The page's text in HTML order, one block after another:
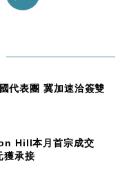
代表團 冀加速洽簽雙
Hill本月首宗成交
獲承接